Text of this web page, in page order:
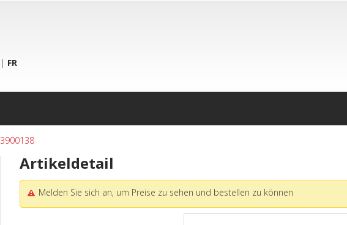
| FR
3900138
Artikeldetail
Melden Sie sich an, um Preise zu sehen und bestellen zu können